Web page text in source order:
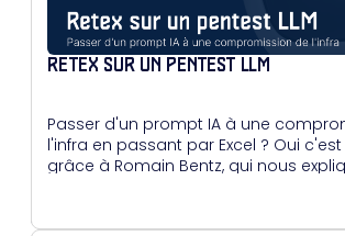
RETEX SUR UN PENTEST LLM
Passer d'un prompt IA à une
l'infra en passant par Excel ? Oui
grâce à Romain Bentz, qui nous